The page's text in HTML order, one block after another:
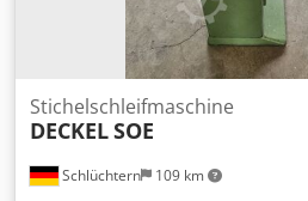
Schlüchtern 109 km
Stichelschleifmaschine
DECKELSOE